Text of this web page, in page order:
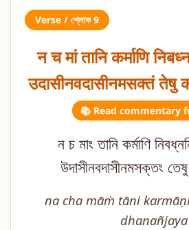
Verse / শ্লোক 9
न च मां तानि कर्माणि
उदासीनवदासीनमसक्तं
📚 Read commentary
ন চ মাং তানি কর্মাণি
উদাসীনবদাসীনমসক্তং
na cha māṁ tāni
dhanañjaya